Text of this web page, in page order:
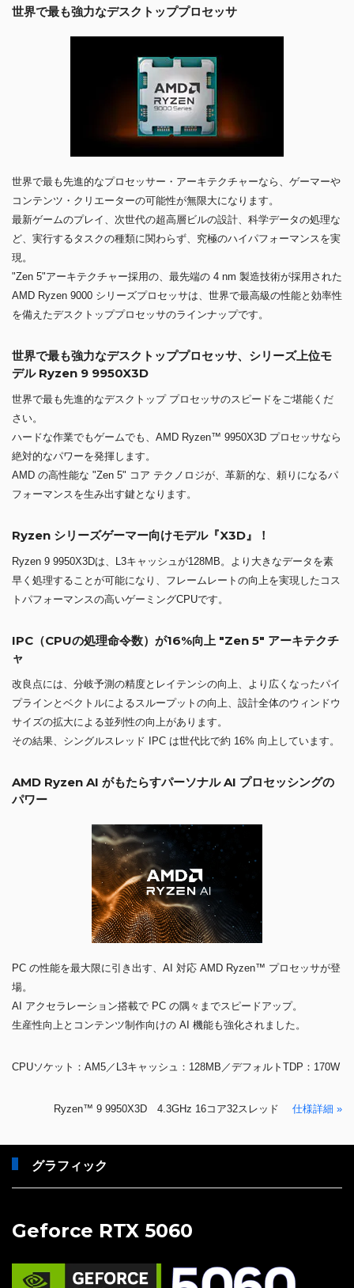
世界で最も強力なデスクトッププロセッサ
世界で最も先進的なプロセッサー・アーキテクチャーなら、ゲーマーや
コンテンツ・クリエーターの可能性が無限大になります。
最新ゲームのプレイ、次世代の超高層ビルの設計、科学データの処理な
ど、実行するタスクの種類に関わらず、究極のハイパフォーマンスを実
現。
"Zen 5"アーキテクチャー採用の、最先端の 4 nm 製造技術が採用された
AMD Ryzen 9000 シリーズプロセッサは、世界で最高級の性能と効率性
を備えたデスクトッププロセッサのラインナップです。
世界で最も強力なデスクトッププロセッサ、シリーズ上位モ
デル Ryzen 9 9950X3D
世界で最も先進的なデスクトップ プロセッサのスピードをご堪能くだ
さい。
ハードな作業でもゲームでも、AMD Ryzen™ 9950X3D プロセッサなら
絶対的なパワーを発揮します。
AMD の高性能な "Zen 5" コア テクノロジが、革新的な、頼りになるパ
フォーマンスを生み出す鍵となります。
Ryzen シリーズゲーマー向けモデル『X3D』！
Ryzen 9 9950X3Dは、L3キャッシュが128MB。より大きなデータを素
早く処理することが可能になり、フレームレートの向上を実現したコス
トパフォーマンスの高いゲーミングCPUです。
IPC（CPUの処理命令数）が16%向上 "Zen 5" アーキテクチ
ャ
改良点には、分岐予測の精度とレイテンシの向上、より広くなったパイ
プラインとベクトルによるスループットの向上、設計全体のウィンドウ
サイズの拡大による並列性の向上があります。
その結果、シングルスレッド IPC は世代比で約 16% 向上しています。
AMD Ryzen AI がもたらすパーソナル AI プロセッシングの
パワー
PC の性能を最大限に引き出す、AI 対応 AMD Ryzen™ プロセッサが登
場。
AI アクセラレーション搭載で PC の隅々までスピードアップ。
生産性向上とコンテンツ制作向けの AI 機能も強化されました。
CPUソケット：AM5／L3キャッシュ：128MB／デフォルトTDP：170W
Ryzen™ 9 9950X3D 4.3GHz 16コア32スレッド 仕様詳細 »
グラフィック
Geforce RTX 5060